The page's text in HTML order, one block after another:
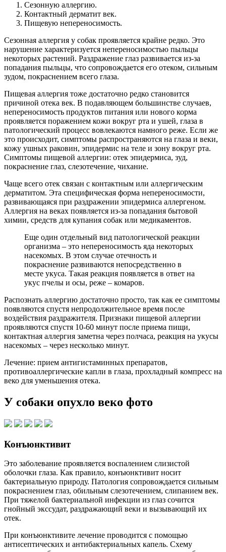
Сезонную аллергию.
Контактный дерматит век.
Пищевую непереносимость.
Сезонная аллергия у собак проявляется крайне редко. Это
нарушение характеризуется непереносимостью пыльцы
некоторых растений. Раздражение глаз развивается из-за
попадания пыльцы, что сопровождается его отеком, сильным
зудом, покраснением всего глаза.
Пищевая аллергия тоже достаточно редко становится
причиной отека век. В подавляющем большинстве случаев,
непереносимость продуктов питания или нового корма
проявляется поражением кожи вокруг рта и ушей, глаза в
патологический процесс вовлекаются намного реже. Если же
это происходит, симптомы распространяются на глаза и веки,
кожу ушных раковин, эпидермис на теле и зону вокруг рта.
Симптомы пищевой аллергии: отек эпидермиса, зуд,
покраснение глаз, слезотечение, чихание.
Чаще всего отек связан с контактным или аллергическим
дерматитом. Эта специфическая форма непереносимости,
развивающаяся при раздражении эпидермиса аллергеном.
Аллергия на веках появляется из-за попадания бытовой
химии, средств для купания собак или медикаментов.
Еще один отдельный вид патологической реакции
организма – это непереносимость яда некоторых
насекомых. В этом случае отечность и
покраснение развиваются непосредственно в
месте укуса. Такая реакция появляется в ответ на
укус пчелы и осы, реже – комаров.
Распознать аллергию достаточно просто, так как ее симптомы
появляются спустя непродолжительное время после
воздействия раздражителя. Признаки пищевой аллергии
проявляются спустя 10-60 минут после приема пищи,
контактная аллергия заметна через полчаса, реакция на укусы
насекомых – через несколько минут.
Лечение: прием антигистаминных препаратов,
противоаллергические капли в глаза, прохладный компресс на
веко для уменьшения отека.
У собаки опухло веко фото
Конъюнктивит
Это заболевание проявляется воспалением слизистой
оболочки глаза. Как правило, конъюнктивит носит
бактериальную природу. Патология сопровождается сильным
покраснением глаз, обильным слезотечением, слипанием век.
При тяжелой бактериальной инфекции из глаз сочится
гнойный экссудат, раздражающий веки и вызывающий их
отек.
При конъюнктивите лечение проводится с помощью
антисептических и антибактериальных капель. Схему